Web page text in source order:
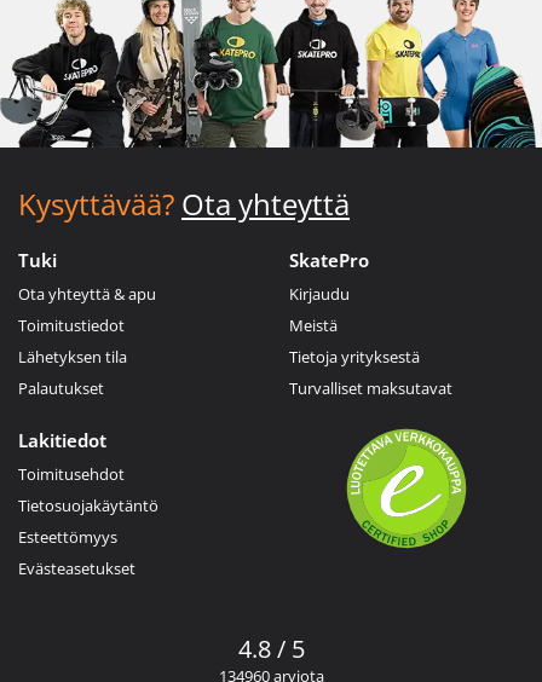
Kysyttävää? Ota yhteyttä
Tuki
Ota yhteyttä & apu
Toimitustiedot
Lähetyksen tila
Palautukset
SkatePro
Kirjaudu
Meistä
Tietoja yrityksestä
Turvalliset maksutavat
Lakitiedot
Toimitusehdot
Tietosuojakäytäntö
Esteettömyys
Evästeasetukset
4.8 / 5
134960 arviota